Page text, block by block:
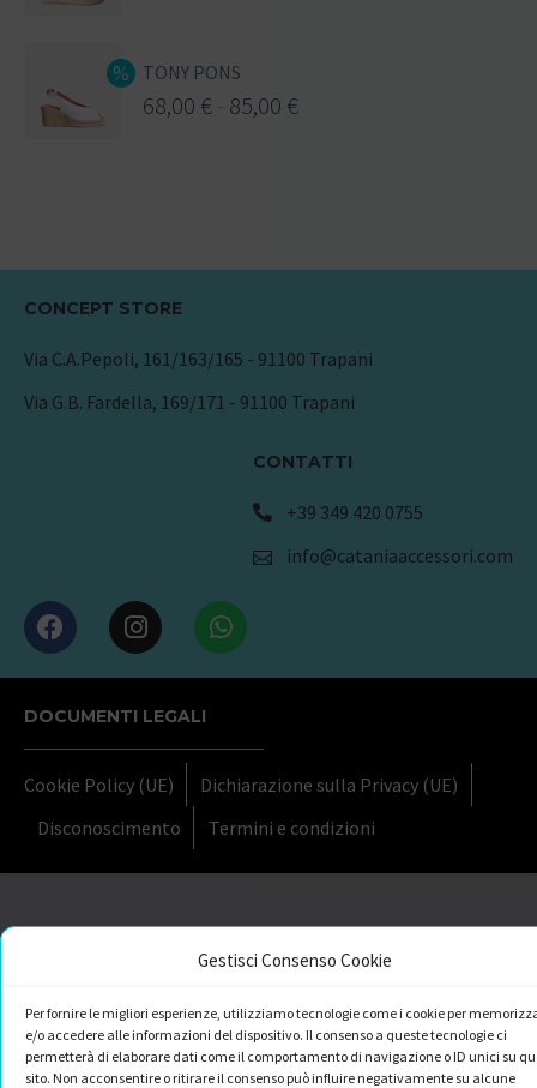
Gestisci Consenso Cookie
Per fornire le migliori esperienze, utilizziamo tecnologie come i cookie per
e/o accedere alle informazioni del dispositivo. Il consenso a queste tecnologie ci
permetterà di elaborare dati come il comportamento di navigazione o ID unici su
sito. Non acconsentire o ritirare il consenso può influire negativamente su alcune
TONY PONS
68,00 € 85,00 €
CONCEPT STORE
Via C.A.Pepoli, 161/163/165 - 91100 Trapani
Via G.B. Fardella, 169/171 - 91100 Trapani
CONTATTI
+39 349 420 0755
info@cataniaaccessori.com
DOCUMENTI LEGALI
Cookie Policy (UE)
Dichiarazione sulla Privacy (UE)
Disconoscimento
Termini e condizioni